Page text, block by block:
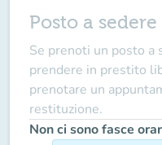
Posto a sedere
Se prenoti un posto a
prendere in prestito
prenotare un
restituzione.
Non ci sono fasce